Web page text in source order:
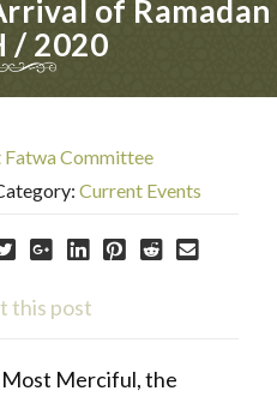
of Ramadan
/ 2020
Fatwa Committee
Current Events
this post
Most Merciful, the